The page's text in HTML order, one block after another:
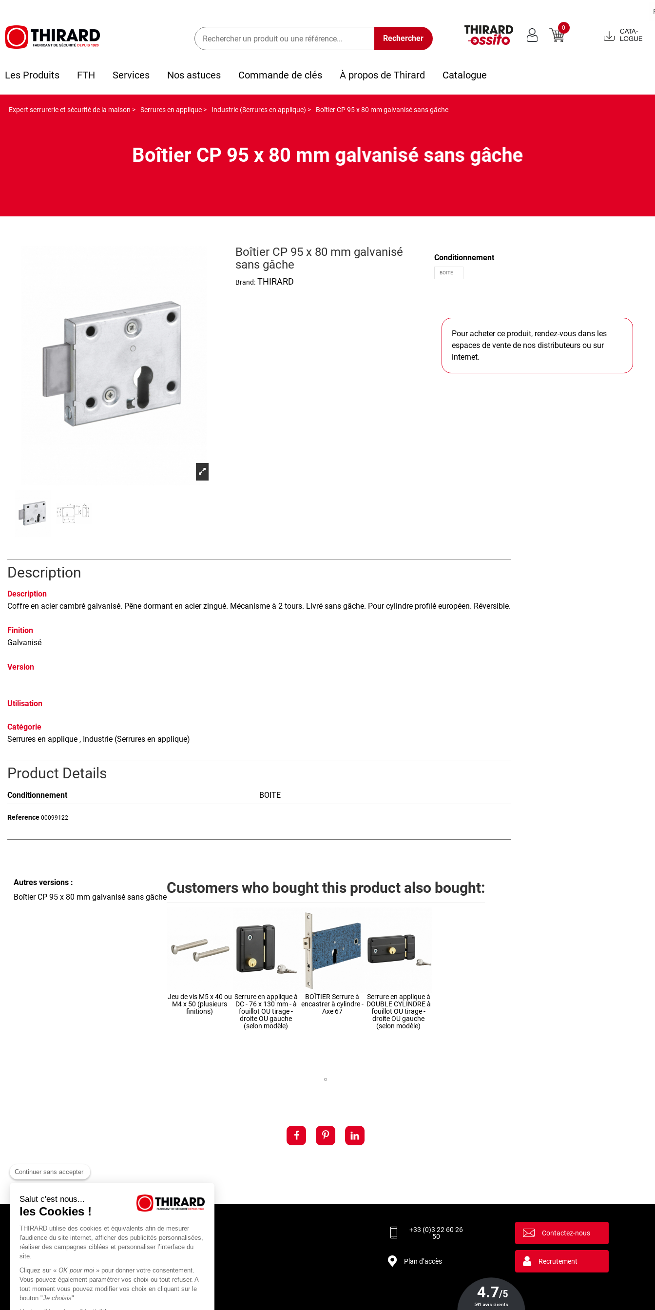
0
Catalogue
2022
Les Produits FTH Services Nos astuces Commande de clés À propos de Thirard Catalogue
Expert serrurerie et sécurité de la maison > Serrures en applique > Industrie (Serrures en applique) > Boîtier CP 95 x 80 mm galvanisé sans gâche
Boîtier CP 95 x 80 mm galvanisé sans gâche
Boîtier CP 95 x 80 mm galvanisé
sans gâche
Brand: THIRARD
Conditionnement
Pour acheter ce produit, rendez-vous dans les
espaces de vente de nos distributeurs ou sur
internet.
Description
Description
Coffre en acier cambré galvanisé. Pêne dormant en acier zingué. Mécanisme à 2 tours. Livré sans gâche. Pour cylindre profilé européen. Réversible.
Finition
Galvanisé
Version
Utilisation
Catégorie
Serrures en applique , Industrie (Serrures en applique)
Product Details
Conditionnement BOITE
Reference 00099122
Autres versions :
Boîtier CP 95 x 80 mm galvanisé sans gâche
Customers who bought this product also bought:
Jeu de vis M5 x 40 ou
M4 x 50 (plusieurs
finitions)
Serrure en applique à
DC - 76 x 130 mm - à
fouillot OU tirage -
droite OU gauche
(selon modèle)
BOÎTIER Serrure à
encastrer à cylindre -
Axe 67
Serrure en applique à
DOUBLE CYLINDRE à
fouillot OU tirage -
droite OU gauche
(selon modèle)
45, rue Jean Jaurès
80390 Fressenneville
CS 60004 France
+33 (0)3 22 60 26
50
Contactez-nous
Plan d’accès Recrutement
Continuer sans accepter
Salut c'est nous...
les Cookies !
THIRARD utilise des cookies et équivalents afin de mesurer
l'audience du site internet, afficher des publicités personnalisées,
réaliser des campagnes ciblées et personnaliser l’interface du
site.
Cliquez sur « OK pour moi » pour donner votre consentement.
Vous pouvez également paramétrer vos choix ou tout refuser. A
tout moment vous pouvez modifier vos choix en cliquant sur le
bouton "Je choisis"